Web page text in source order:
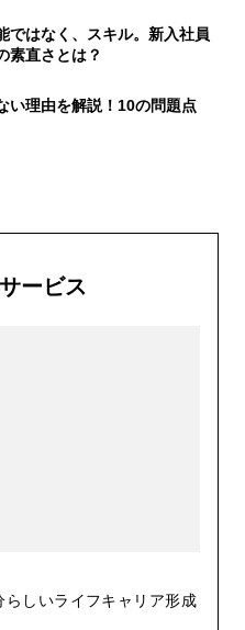
ではなく、スキル。新入社員
素直さとは？
い理由を解説！10の問題点
ービス
しいライフキャリア形成